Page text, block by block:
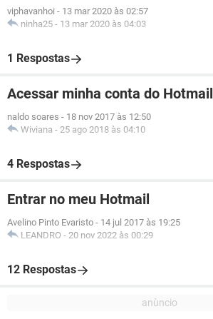
viphavanhoi - 13 mar 2020 às 02:57
ninha25 - 13 mar 2020 às 04:03
1 Respostas
Acessar minha conta do Hotmail
naldo soares - 18 nov 2017 às 12:50
Wiviana - 25 ago 2018 às 04:10
4 Respostas
Entrar no meu Hotmail
Avelino Pinto Evaristo - 14 jul 2017 às 19:25
LEANDRO - 20 nov 2022 às 00:29
12 Respostas